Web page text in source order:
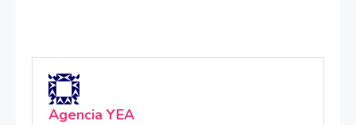
Agencia YEA